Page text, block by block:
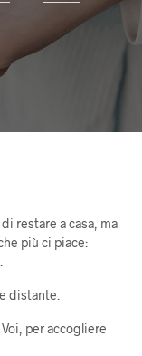
restare a casa, ma
più ci piace:
distante.
per accogliere